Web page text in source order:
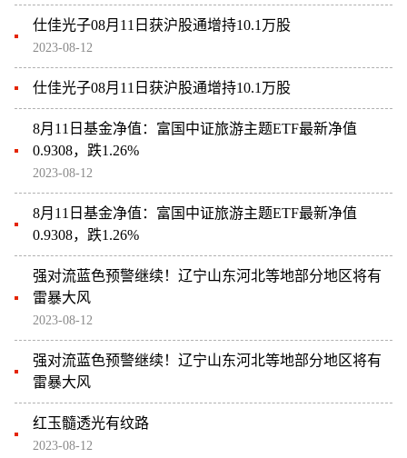
仕佳光子08月11日获沪股通增持10.1万股
2023-08-12
仕佳光子08月11日获沪股通增持10.1万股
8月11日基金净值：富国中证旅游主题ETF最新净值
0.9308，跌1.26%
2023-08-12
8月11日基金净值：富国中证旅游主题ETF最新净值
0.9308，跌1.26%
强对流蓝色预警继续！辽宁山东河北等地部分地区将有
雷暴大风
2023-08-12
强对流蓝色预警继续！辽宁山东河北等地部分地区将有
雷暴大风
红玉髓透光有纹路
2023-08-12